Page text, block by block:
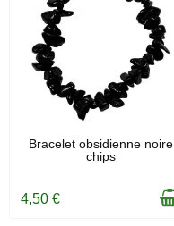
EN STOCK
Bracelet obsidienne noire
chips
4,50 €